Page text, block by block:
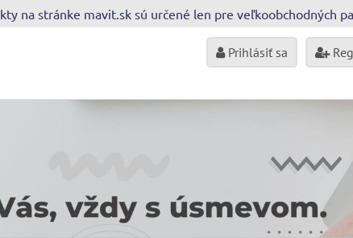
na stránke mavit.sk sú určené len pre veľkoobchodných
Prihlásiť sa